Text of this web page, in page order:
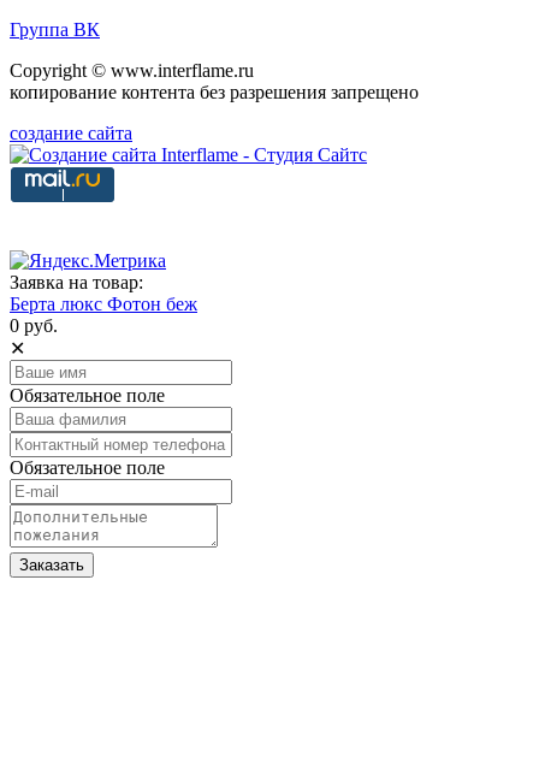
Группа ВК
Copyright © www.interflame.ru
копирование контента без разрешения запрещено
создание сайта
Заявка на товар:
Берта люкс Фотон беж
0 руб.
✕
Обязательное поле
Обязательное поле